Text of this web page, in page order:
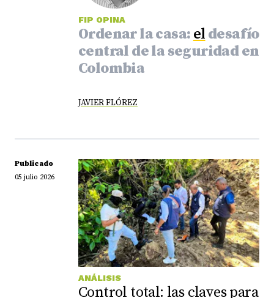
FIP OPINA
Ordenar la casa: el desafío
central de la seguridad en
Colombia
JAVIER FLÓREZ
Publicado
05 julio 2026
ANÁLISIS
Control total: las claves para